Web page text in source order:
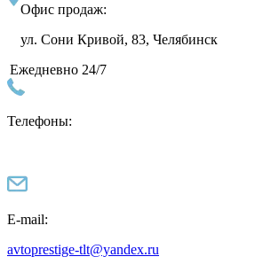
Офис продаж:
ул. Сони Кривой, 83, Челябинск
Ежедневно 24/7
Телефоны:
E-mail:
avtoprestige-tlt@yandex.ru